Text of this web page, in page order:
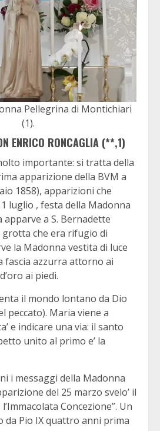
Pellegrina di Montichiari
(1).
ENRICO RONCAGLIA (**,1)
importante: si tratta della
apparizione della BVM a
1858), apparizioni che
luglio , festa della Madonna
apparve a S. Bernadette
grotta che era rifugio di
la Madonna vestita di luce
fascia azzurra attorno ai
ai piedi.
il mondo lontano da Dio
peccato). Maria viene a
e indicare una via: il santo
unito al primo e’ la
i messaggi della Madonna
del 25 marzo svelo’ il
Concezione”. Un
da Pio IX quattro anni prima